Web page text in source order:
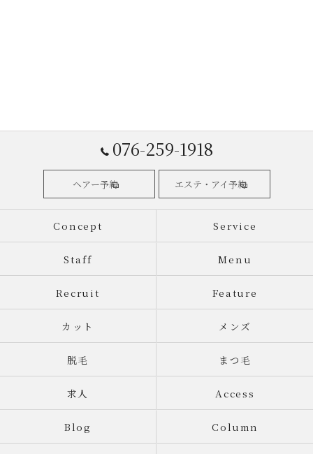
076-259-1918
ヘアー予約 エステ・アイ予約
Concept Service
Staff Menu
Recruit Feature
カット メンズ
脱毛 まつ毛
求人 Access
Blog Column